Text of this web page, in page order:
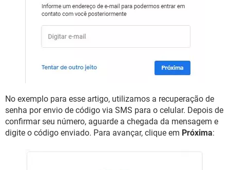
No exemplo para esse artigo, utilizamos a recuperação de
senha por envio de código via SMS para o celular. Depois de
confirmar seu número, aguarde a chegada da mensagem e
digite o código enviado. Para avançar, clique em Próxima: